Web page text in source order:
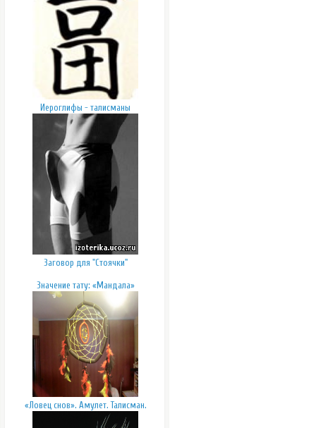
Иероглифы - талисманы
Заговор для "Стоячки"
Значение тату: «Мандала»
«Ловец снов». Амулет. Талисман.